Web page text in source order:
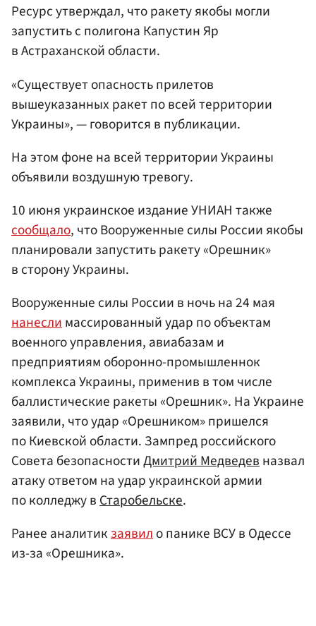
Ресурс утверждал, что ракету якобы могли
запустить с полигона Капустин Яр
в Астраханской области.
«Существует опасность прилетов
вышеуказанных ракет по всей территории
Украины», — говорится в публикации.
На этом фоне на всей территории Украины
объявили воздушную тревогу.
10 июня украинское издание УНИАН также
сообщало, что Вооруженные силы России якобы
планировали запустить ракету «Орешник»
в сторону Украины.
Вооруженные силы России в ночь на 24 мая
нанеслимассированный удар по объектам
военного управления, авиабазам и
предприятиям оборонно-промышленнок
комплекса Украины, применив в том числе
баллистические ракеты «Орешник». На Украине
заявили, что удар «Орешником» пришелся
по Киевской области. Зампред российского
Совета безопасностиДмитрий Медведевназвал
атаку ответом на удар украинской армии
по колледжу вСтаробельске.
Ранее аналитикзаявило панике ВСУ в Одессе
из-за «Орешника».